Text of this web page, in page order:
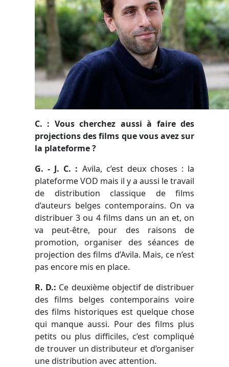
C. : Vous cherchez aussi à faire des
projections des films que vous avez sur
la plateforme ?
G. - J. C. : Avila, c’est deux choses : la
plateforme VOD mais il y a aussi le travail
de distribution classique de films
d’auteurs belges contemporains. On va
distribuer 3 ou 4 films dans un an et, on
va peut-être, pour des raisons de
promotion, organiser des séances de
projection des films d’Avila. Mais, ce n’est
pas encore mis en place.
R. D.: Ce deuxième objectif de distribuer
des films belges contemporains voire
des films historiques est quelque chose
qui manque aussi. Pour des films plus
petits ou plus difficiles, c’est compliqué
de trouver un distributeur et d’organiser
une distribution avec attention.